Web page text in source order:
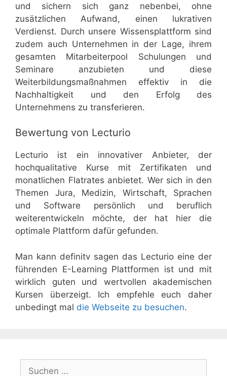
und sichern sich ganz nebenbei, ohne
zusätzlichen Aufwand, einen lukrativen
Verdienst. Durch unsere Wissensplattform sind
zudem auch Unternehmen in der Lage, ihrem
gesamten Mitarbeiterpool Schulungen und
Seminare anzubieten und diese
Weiterbildungsmaßnahmen effektiv in die
Nachhaltigkeit und den Erfolg des
Unternehmens zu transferieren.
Bewertung von Lecturio
Lecturio ist ein innovativer Anbieter, der
hochqualitative Kurse mit Zertifikaten und
monatlichen Flatrates anbietet. Wer sich in den
Themen Jura, Medizin, Wirtschaft, Sprachen
und Software persönlich und beruflich
weiterentwickeln möchte, der hat hier die
optimale Plattform dafür gefunden.
Man kann definitv sagen das Lecturio eine der
führenden E-Learning Plattformen ist und mit
wirklich guten und wertvollen akademischen
Kursen überzeigt. Ich empfehle euch daher
unbedingt mal die Webseite zu besuchen.